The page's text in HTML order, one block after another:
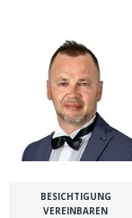
BESICHTIGUNG
VEREINBAREN